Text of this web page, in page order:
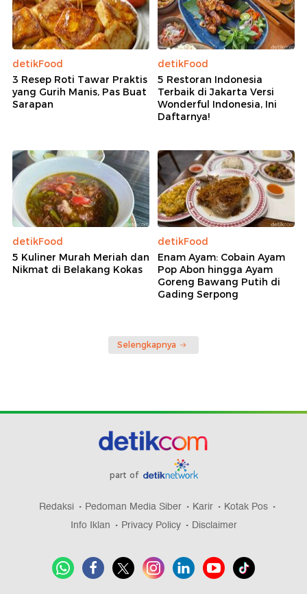
detikFood
3 Resep Roti Tawar Praktis
yang Gurih Manis, Pas Buat
Sarapan
detikFood
5 Restoran Indonesia
Terbaik di Jakarta Versi
Wonderful Indonesia, Ini
Daftarnya!
detikFood
5 Kuliner Murah Meriah dan
Nikmat di Belakang Kokas
detikFood
Enam Ayam: Cobain Ayam
Pop Abon hingga Ayam
Goreng Bawang Putih di
Gading Serpong
Selengkapnya
part of
Redaksi Pedoman Media Siber Karir
Kotak Pos
Info Iklan
Privacy Policy Disclaimer